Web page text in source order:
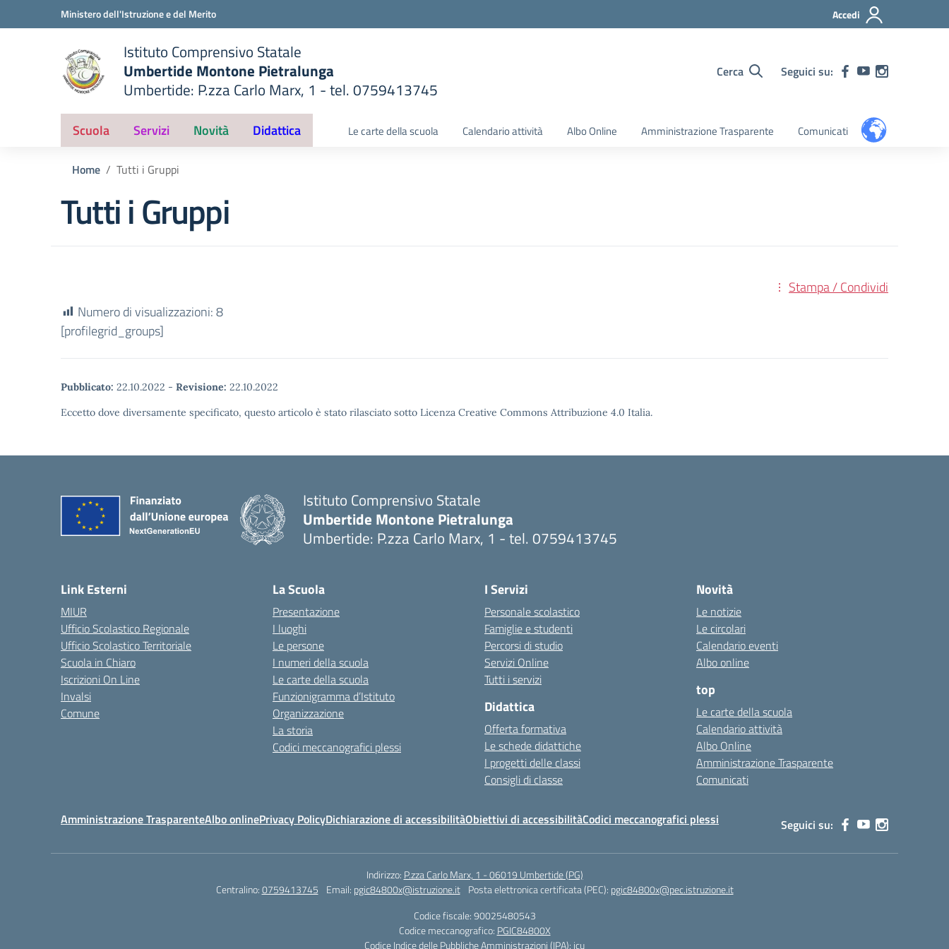
Vai ai contenuti
Vai al menu di navigazioneMinistero dell'Istruzione e del Merito Accedi
scuola
Istituto Comprensivo Statale
Umbertide Montone Pietralunga
Umbertide: P.zza Carlo Marx, 1 - tel. 0759413745
— Visita la pagina iniziale della scuola
Cerca Seguici su:
Scuola Servizi Novità Didattica Le carte della scuola Calendario attività Albo Online Amministrazione Trasparente Comunicati
Home Tutti i Gruppi
Tutti i Gruppi
Stampa / Condividi
Numero di visualizzazioni:8
[profilegrid_groups]
Pubblicato: 22.10.2022 - Revisione: 22.10.2022
Eccetto dove diversamente specificato, questo articolo è stato rilasciato sotto Licenza Creative Commons Attribuzione 4.0 Italia.
Istituto Comprensivo Statale
Umbertide Montone Pietralunga
Umbertide: P.zza Carlo Marx, 1 - tel. 0759413745
Link Esterni
MIUR
Ufficio Scolastico Regionale
Ufficio Scolastico Territoriale
Scuola in Chiaro
Iscrizioni On Line
Invalsi
Comune
La Scuola
Presentazione
I luoghi
Le persone
I numeri della scuola
Le carte della scuola
Funzionigramma d’Istituto
Organizzazione
La storia
Codici meccanografici plessi
I Servizi
Personale scolastico
Famiglie e studenti
Percorsi di studio
Servizi Online
Tutti i servizi
Didattica
Offerta formativa
Le schede didattiche
I progetti delle classi
Consigli di classe
Novità
Le notizie
Le circolari
Calendario eventi
Albo online
top
Le carte della scuola
Calendario attività
Albo Online
Amministrazione Trasparente
Comunicati
Amministrazione TrasparenteAlbo onlinePrivacy PolicyDichiarazione di accessibilitàObiettivi di accessibilitàCodici meccanografici plessi Seguici su:
Indirizzo: P.zza Carlo Marx, 1 - 06019 Umbertide (PG)
Centralino:0759413745 Email: pgic84800x@istruzione.it Posta elettronica certificata (PEC): pgic84800x@pec.istruzione.it
Codice fiscale: 90025480543
Codice meccanografico: PGIC84800X
Codice Indice delle Pubbliche Amministrazioni (IPA): icu